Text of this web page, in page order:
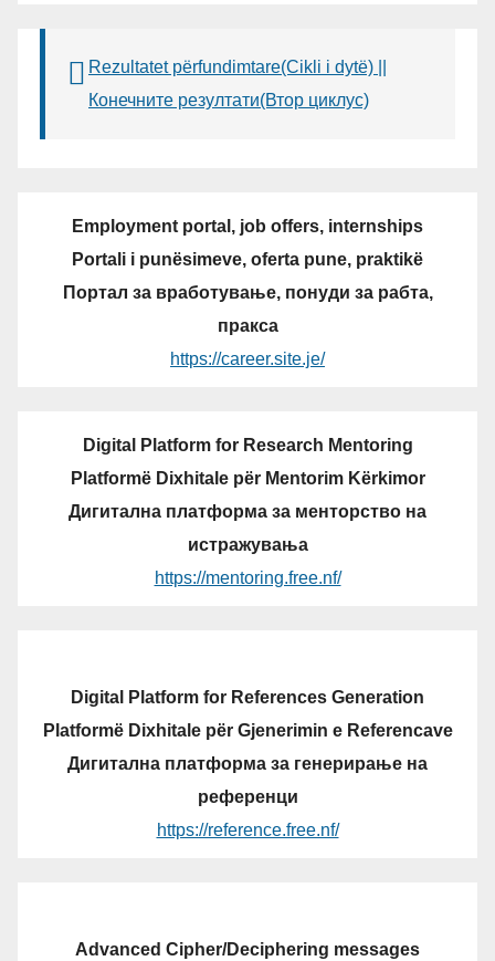
Rezultatet përfundimtare(Cikli i dytë) ||
Конечните резултати(Втор циклус)
Employment portal, job offers, internships
Portali i punësimeve, oferta pune, praktikë
Портал за вработување, понуди за рабта,
пракса
https://career.site.je/
Digital Platform for Research Mentoring
Platformë Dixhitale për Mentorim Kërkimor
Дигитална платформа за менторство на
истражувања
https://mentoring.free.nf/
Digital Platform for References Generation
Platformë Dixhitale për Gjenerimin e Referencave
Дигитална платформа за генерирање на
референци
https://reference.free.nf/
Advanced Cipher/Deciphering messages